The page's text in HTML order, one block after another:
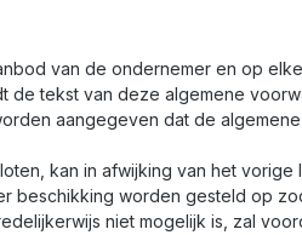
van de ondernemer en op
tekst van deze algemene
aangegeven dat de
kan in afwijking van het
beschikking worden gesteld op
niet mogelijk is, zal